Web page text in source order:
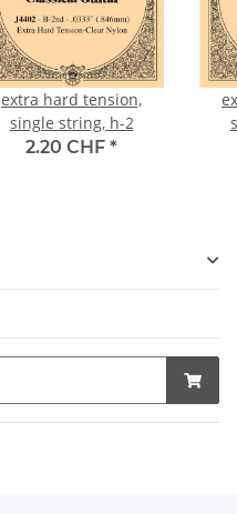
extra hard tension,
single string, h-2
2.20 CHF *